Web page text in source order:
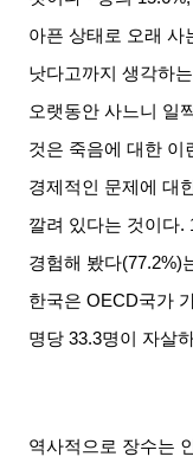
아픈 상태로 오래 사
낫다고까지 생각하
오랫동안 사느니 일
것은 죽음에 대한 이
경제적인 문제에 대
깔려 있다는 것이다.
경험해 봤다(77.2%)
한국은 OECD국가
명당 33.3명이 자살
역사적으로 장수는